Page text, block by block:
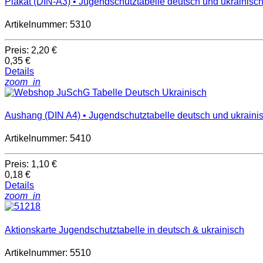
Artikelnummer: 5310
Preis: 2,20 €
0,35 €
Details
zoom_in
Aushang (DIN A4) • Jugendschutztabelle deutsch und
Artikelnummer: 5410
Preis: 1,10 €
0,18 €
Details
zoom_in
Aktionskarte Jugendschutztabelle in deutsch & ukrainisch
Artikelnummer: 5510